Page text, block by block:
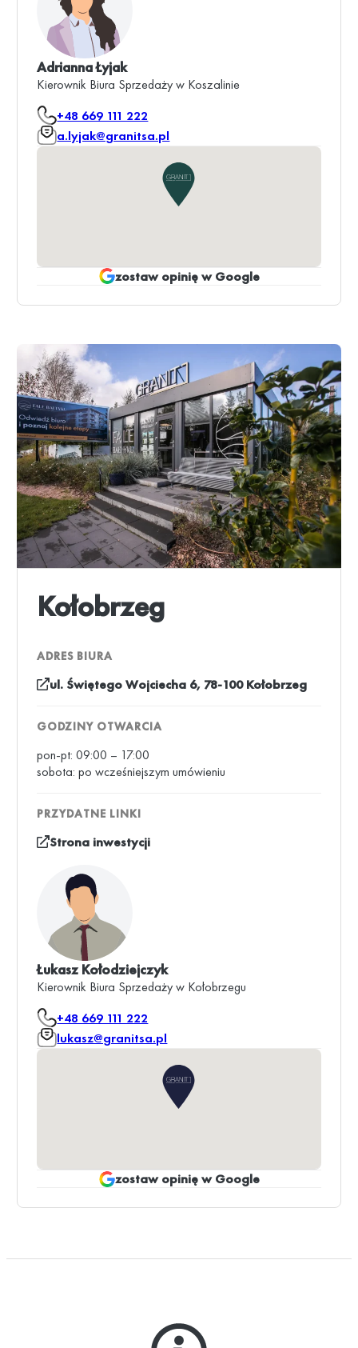
Adrianna Łyjak
Kierownik Biura Sprzedaży w Koszalinie
+48 669 111 222
a.lyjak@granitsa.pl
zostaw opinię w Google
Kołobrzeg
ADRES BIURA
ul. Świętego Wojciecha 6, 78-100 Kołobrzeg
GODZINY OTWARCIA
pon-pt: 09:00 – 17:00
sobota: po wcześniejszym umówieniu
PRZYDATNE LINKI
Strona inwestycji
Łukasz Kołodziejczyk
Kierownik Biura Sprzedaży w Kołobrzegu
+48 669 111 222
lukasz@granitsa.pl
zostaw opinię w Google